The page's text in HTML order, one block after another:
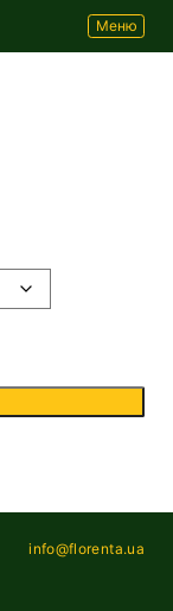
Меню
info@florenta.ua